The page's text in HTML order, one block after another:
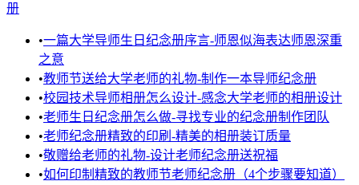
册
•一篇大学导师生日纪念册序言-师恩似海表达师恩深重
之意
•教师节送给大学老师的礼物-制作一本导师纪念册
•校园技术导师相册怎么设计-感念大学老师的相册设计
•老师生日纪念册怎么做-寻找专业的纪念册制作团队
•老师纪念册精致的印刷-精美的相册装订质量
•敬赠给老师的礼物-设计老师纪念册送祝福
•如何印制精致的教师节老师纪念册（4个步骤要知道）